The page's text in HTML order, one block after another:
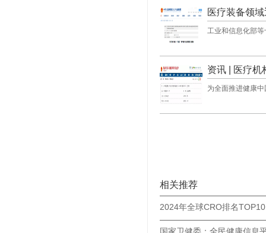
医疗装备领
工业和信息化部等
资讯 | 医疗机
为全面推进健康
相关推荐
2024年全球CRO排名TOP10